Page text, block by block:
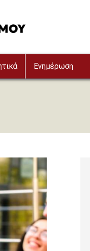
Ενημέρωση